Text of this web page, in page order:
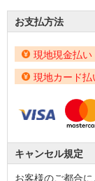
お支払方法
現地現金払い
現地カード払
キャンセル規定
お客様のご都合